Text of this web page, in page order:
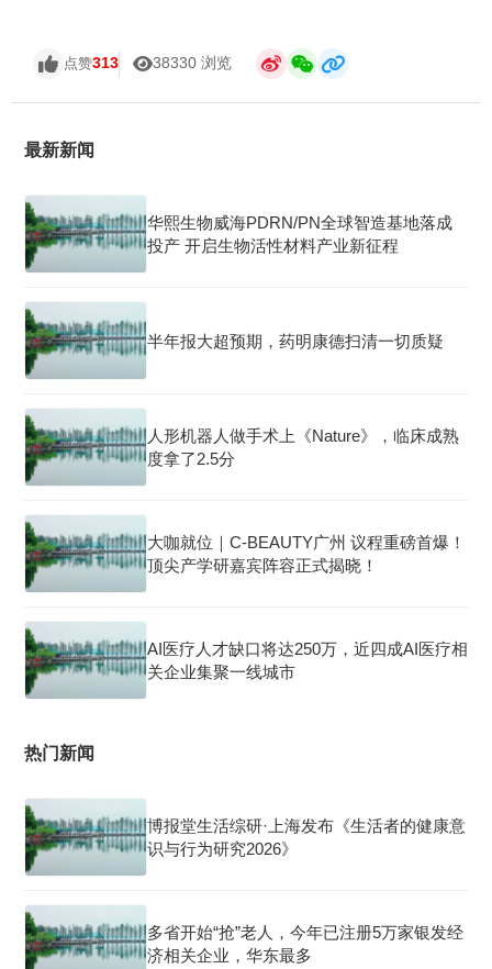
点赞313 38330 浏览
最新新闻
华熙生物威海PDRN/PN全球智造基地落成
投产 开启生物活性材料产业新征程
半年报大超预期，药明康德扫清一切质疑
人形机器人做手术上《Nature》，临床成熟
度拿了2.5分
大咖就位｜C-BEAUTY广州 议程重磅首爆！
顶尖产学研嘉宾阵容正式揭晓！
AI医疗人才缺口将达250万，近四成AI医疗相
关企业集聚一线城市
热门新闻
博报堂生活综研·上海发布《生活者的健康意
识与行为研究2026》
多省开始“抢”老人，今年已注册5万家银发经
济相关企业，华东最多